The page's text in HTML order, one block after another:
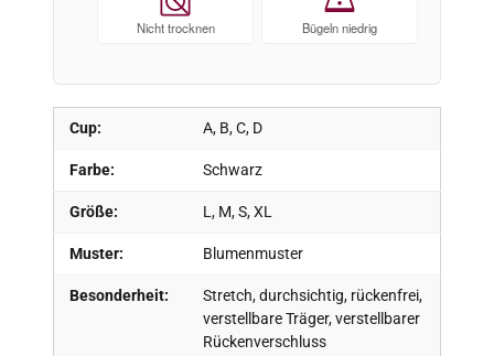
Cup: A, B, C, D
Farbe: Schwarz
Größe: L, M, S, XL
Muster: Blumenmuster
Besonderheit:
Stretch, durchsichtig, rückenfrei,
verstellbare Träger, verstellbarer
Rückenverschluss
Nicht trocknen Bügeln niedrig